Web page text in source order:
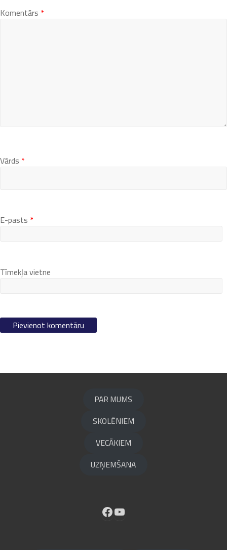
Komentārs *
Vārds *
E-pasts *
Tīmekļa vietne
PAR MUMS
SKOLĒNIEM
VECĀKIEM
UZŅEMŠANA
Facebook
YouTube